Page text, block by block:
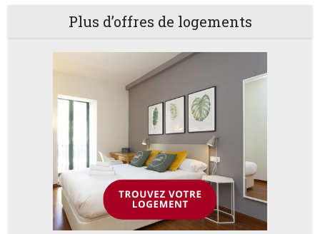
Plus d’offres de logements